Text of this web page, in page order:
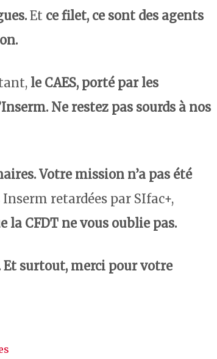
Et ce filet, ce sont des agents
le CAES, porté par les
Ne restez pas sourds à nos
Votre mission n’a pas été
retardées par SIfac+,
la CFDT ne vous oublie pas.
Et surtout, merci pour votre